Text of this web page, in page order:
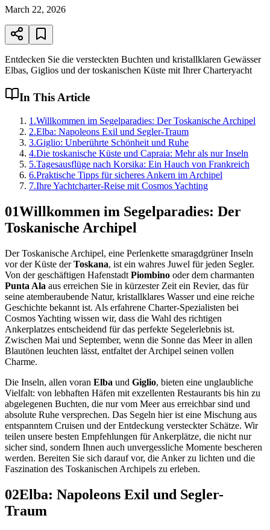
March 22, 2026
Entdecken Sie die versteckten Buchten und kristallklaren Gewässer
Elbas, Giglios und der toskanischen Küste mit Ihrer Charteryacht
In This Article
1 .Willkommen im Segelparadies: Der Toskanische Archipel
2.Elba: Napoleons Exil und Segler-Traum
3.Giglio: Unberührte Schönheit und Ruhe
4.Die toskanische Küste und Capraia: Mehr als nur Inseln
5.Tagesausflüge nach Korsika: Ein Hauch von Frankreich
6.Praktische Tipps für sicheres Ankern im Archipel
7.Ihre Yachtcharter-Reise mit Cosmos Yachting
01Willkommen im Segelparadies: Der
Toskanische Archipel
Der Toskanische Archipel, eine Perlenkette smaragdgrüner Inseln
vor der Küste derToskana, ist ein wahres Juwel für jeden Segler.
Von der geschäftigen Hafenstadt Piombino oder dem charmanten
Punta Ala aus erreichen Sie in kürzester Zeit ein Revier, das für
seine atemberaubende Natur, kristallklares Wasser und eine reiche
Geschichte bekannt ist. Als erfahrene Charter-Spezialisten bei
Cosmos Yachting wissen wir, dass die Wahl des richtigen
Ankerplatzes entscheidend für das perfekte Segelerlebnis ist.
Zwischen Mai und September, wenn die Sonne das Meer in allen
Blautönen leuchten lässt, entfaltet der Archipel seinen vollen
Charme.
Die Inseln, allen voran Elba und Giglio, bieten eine unglaubliche
Vielfalt: von lebhaften Häfen mit exzellenten Restaurants bis hin zu
abgelegenen Buchten, die nur vom Meer aus erreichbar sind und
absolute Ruhe versprechen. Das Segeln hier ist eine Mischung aus
entspanntem Cruisen und der Entdeckung versteckter Schätze. Wir
teilen unsere besten Empfehlungen für Ankerplätze, die nicht nur
sicher sind, sondern Ihnen auch unvergessliche Momente bescheren
werden. Bereiten Sie sich darauf vor, die Anker zu lichten und die
Faszination des Toskanischen Archipels zu erleben.
02Elba: Napoleons Exil und Segler-
Traum